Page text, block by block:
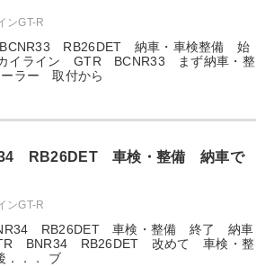
ンGT-R
RB26DET 納車・車検整備 始
イライン GTR BCNR33 まず納車・整
ーラー 取付から
RB26DET 車検・整備 納車で
ンGT-R
RB26DET 車検・整備 終了 納車
BNR34 RB26DET 改めて 車検・整
．． ブ